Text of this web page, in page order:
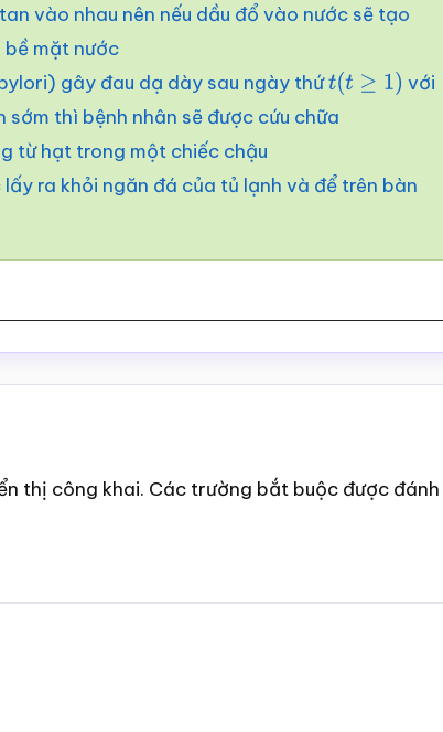
vào nhau nên nếu dầu đổ vào nước sẽ tạo
mặt nước
gây đau dạ dày sau ngày thứt(t ≥1)
với
sớm thì bệnh nhân sẽ được cứu chữa
từ hạt trong một chiếc chậu
ra khỏi ngăn đá của tủ lạnh và để trên bàn
thị công khai. Các trường bắt buộc được đánh